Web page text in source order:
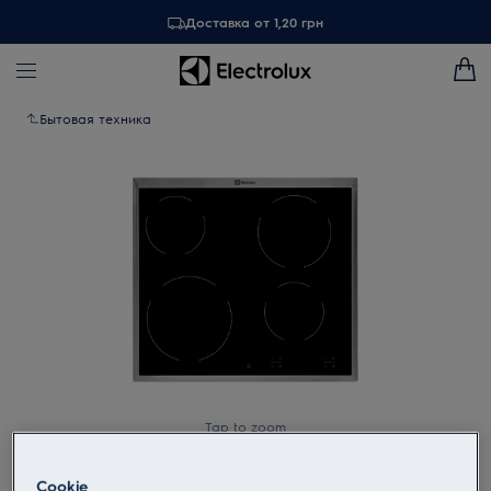
Доставка от 1,20 грн
Бытовая техника
Tap to zoom
Cookie